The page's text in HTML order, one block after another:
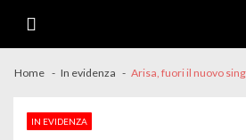
Home In evidenza Arisa, fuori il nuovo
IN EVIDENZA